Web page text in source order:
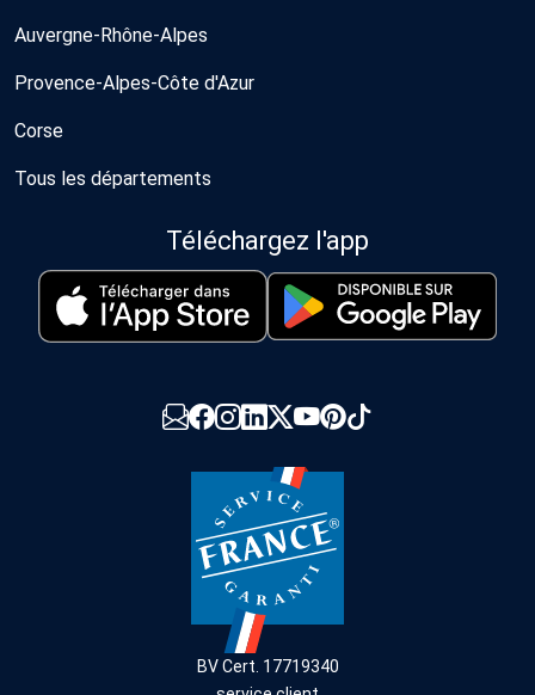
Auvergne-Rhône-Alpes
Provence-Alpes-Côte d'Azur
Corse
Tous les départements
Téléchargez l'app
BV Cert. 17719340